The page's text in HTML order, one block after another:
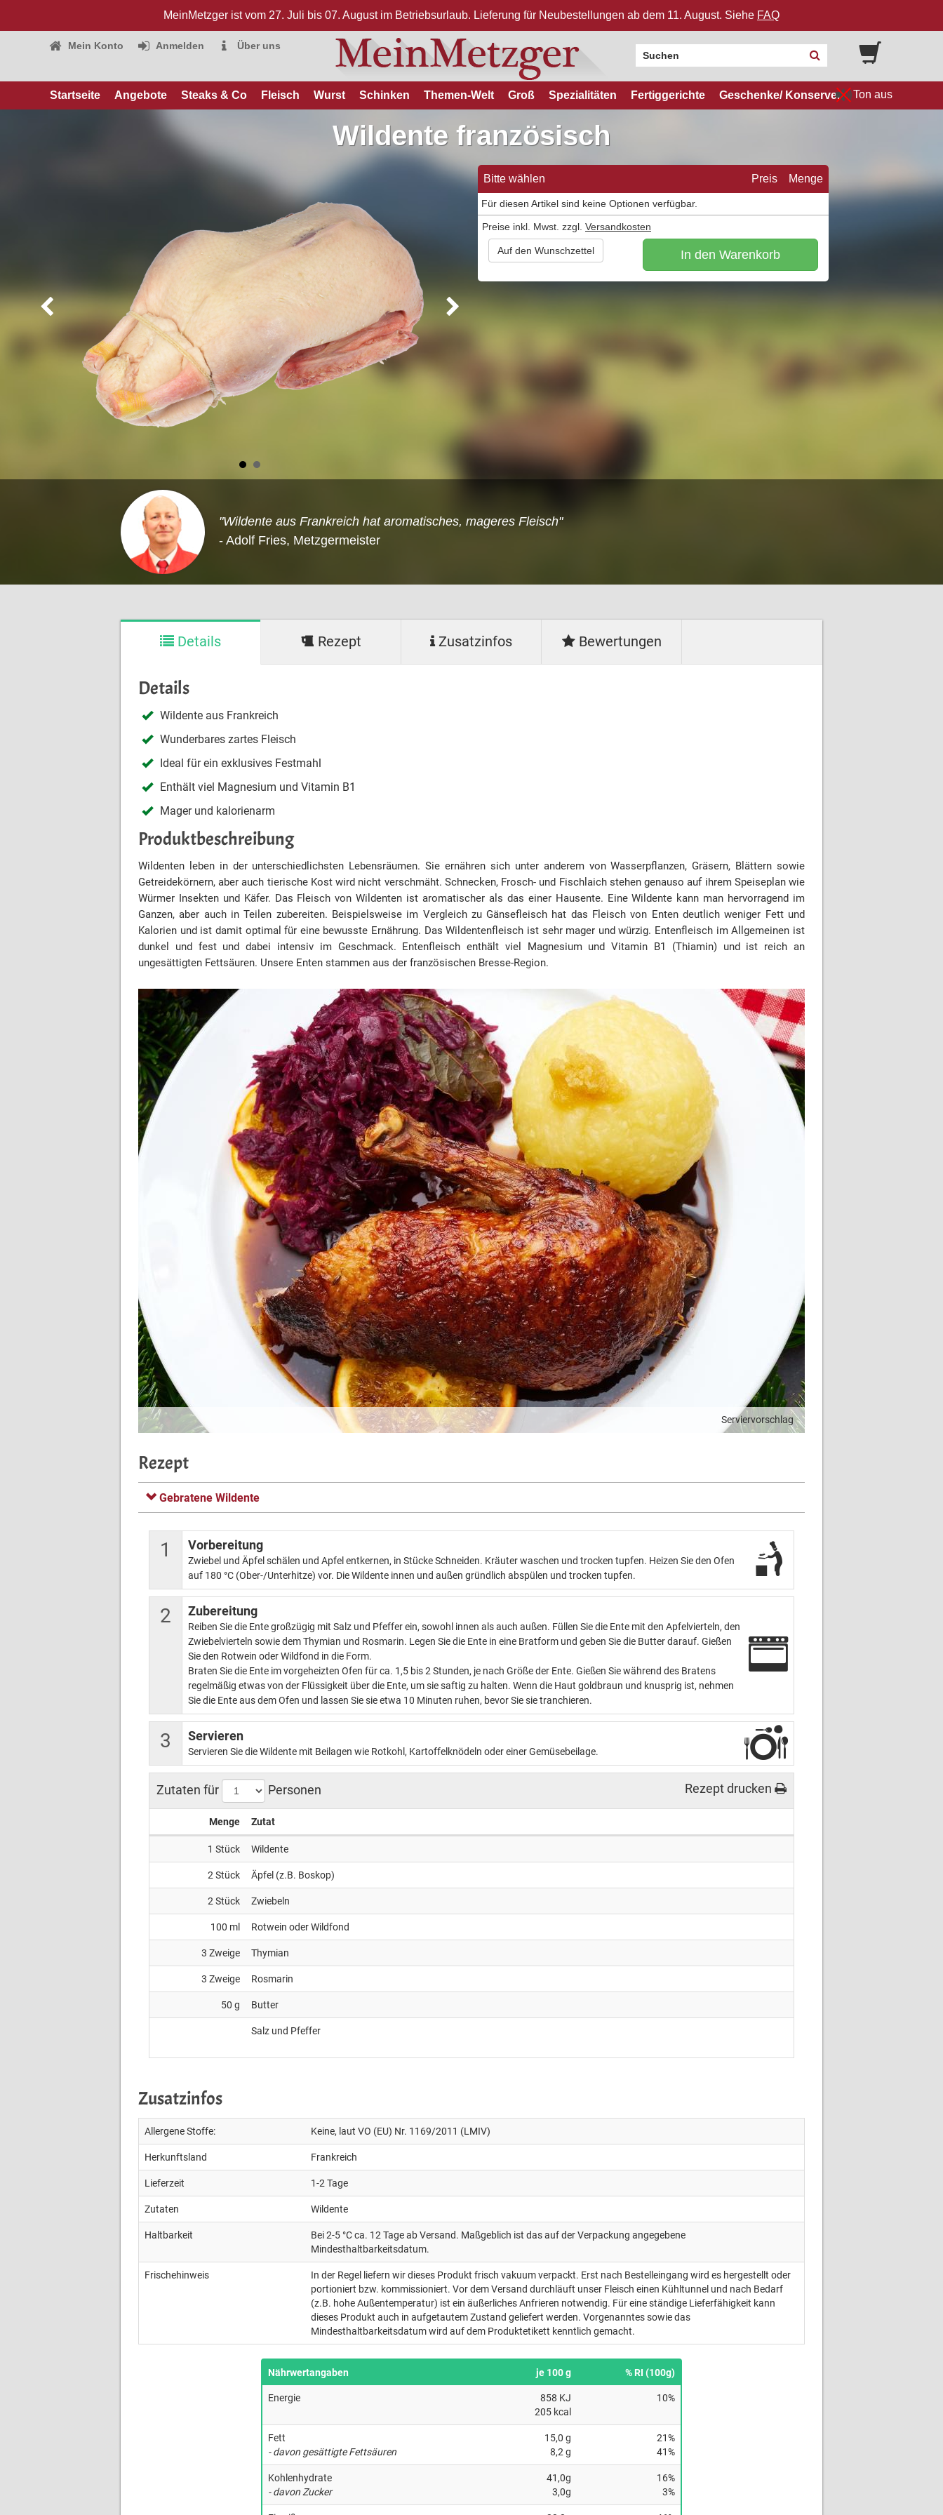
MeinMetzger ist vom 27. Juli bis 07. August im Betriebsurlaub. Lieferung für Neubestellungen ab dem 11. August. Siehe FAQ
Mein Konto Anmelden Über uns
Startseite Angebote Steaks & Co Fleisch Wurst Schinken Themen-Welt Groß Spezialitäten Fertiggerichte Geschenke/ Konserven Ton aus
Wildente französisch
Bitte wählen Preis Menge
Für diesen Artikel sind keine Optionen verfügbar.
Preise inkl. Mwst. zzgl. Versandkosten
In den Warenkorb
Auf den Wunschzettel
"Wildente aus Frankreich hat aromatisches, mageres Fleisch"
- Adolf Fries, Metzgermeister
Details Rezept Zusatzinfos Bewertungen
Details
Wildente aus Frankreich
Wunderbares zartes Fleisch
Ideal für ein exklusives Festmahl
Enthält viel Magnesium und Vitamin B1
Mager und kalorienarm
Produktbeschreibung
Wildenten leben in der unterschiedlichsten Lebensräumen. Sie ernähren sich unter anderem von Wasserpflanzen, Gräsern, Blättern sowie
Getreidekörnern, aber auch tierische Kost wird nicht verschmäht. Schnecken, Frosch- und Fischlaich stehen genauso auf ihrem Speiseplan wie
Würmer Insekten und Käfer. Das Fleisch von Wildenten ist aromatischer als das einer Hausente. Eine Wildente kann man hervorragend im
Ganzen, aber auch in Teilen zubereiten. Beispielsweise im Vergleich zu Gänsefleisch hat das Fleisch von Enten deutlich weniger Fett und
Kalorien und ist damit optimal für eine bewusste Ernährung. Das Wildentenfleisch ist sehr mager und würzig. Entenfleisch im Allgemeinen ist
dunkel und fest und dabei intensiv im Geschmack. Entenfleisch enthält viel Magnesium und Vitamin B1 (Thiamin) und ist reich an
ungesättigten Fettsäuren. Unsere Enten stammen aus der französischen Bresse-Region.
Serviervorschlag
Rezept
Gebratene Wildente
1 Vorbereitung
Zwiebel und Äpfel schälen und Apfel entkernen, in Stücke Schneiden. Kräuter waschen und trocken tupfen. Heizen Sie den Ofen
auf 180 °C (Ober-/Unterhitze) vor. Die Wildente innen und außen gründlich abspülen und trocken tupfen.
2 Zubereitung
Reiben Sie die Ente großzügig mit Salz und Pfeffer ein, sowohl innen als auch außen. Füllen Sie die Ente mit den Apfelvierteln, den
Zwiebelvierteln sowie dem Thymian und Rosmarin. Legen Sie die Ente in eine Bratform und geben Sie die Butter darauf. Gießen
Sie den Rotwein oder Wildfond in die Form.
Braten Sie die Ente im vorgeheizten Ofen für ca. 1,5 bis 2 Stunden, je nach Größe der Ente. Gießen Sie während des Bratens
regelmäßig etwas von der Flüssigkeit über die Ente, um sie saftig zu halten. Wenn die Haut goldbraun und knusprig ist, nehmen
Sie die Ente aus dem Ofen und lassen Sie sie etwa 10 Minuten ruhen, bevor Sie sie tranchieren.
3 Servieren
Servieren Sie die Wildente mit Beilagen wie Rotkohl, Kartoffelknödeln oder einer Gemüsebeilage.
Zutaten für Personen Rezept drucken
Menge Zutat
1 Stück Wildente
2 Stück Äpfel (z.B. Boskop)
2 Stück Zwiebeln
100 ml Rotwein oder Wildfond
3 Zweige Thymian
3 Zweige Rosmarin
50 g Butter
Salz und Pfeffer
Zusatzinfos
Allergene Stoffe: Keine, laut VO (EU) Nr. 1169/2011 (LMIV)
Herkunftsland Frankreich
Lieferzeit 1-2 Tage
Zutaten Wildente
Haltbarkeit
Bei 2-5 °C ca. 12 Tage ab Versand. Maßgeblich ist das auf der Verpackung angegebene
Mindesthaltbarkeitsdatum.
Frischehinweis
In der Regel liefern wir dieses Produkt frisch vakuum verpackt. Erst nach Bestelleingang wird es hergestellt oder
portioniert bzw. kommissioniert. Vor dem Versand durchläuft unser Fleisch einen Kühltunnel und nach Bedarf
(z.B. hohe Außentemperatur) ist ein äußerliches Anfrieren notwendig. Für eine ständige Lieferfähigkeit kann
dieses Produkt auch in aufgetautem Zustand geliefert werden. Vorgenanntes sowie das
Mindesthaltbarkeitsdatum wird auf dem Produktetikett kenntlich gemacht.
Nährwertangaben je 100 g % RI (100g)
Energie
858 KJ
205 kcal
10%
Fett
- davon gesättigte Fettsäuren
15,0 g
8,2 g
21%
41%
Kohlenhydrate
- davon Zucker
41,0g
3,0g
16%
3%